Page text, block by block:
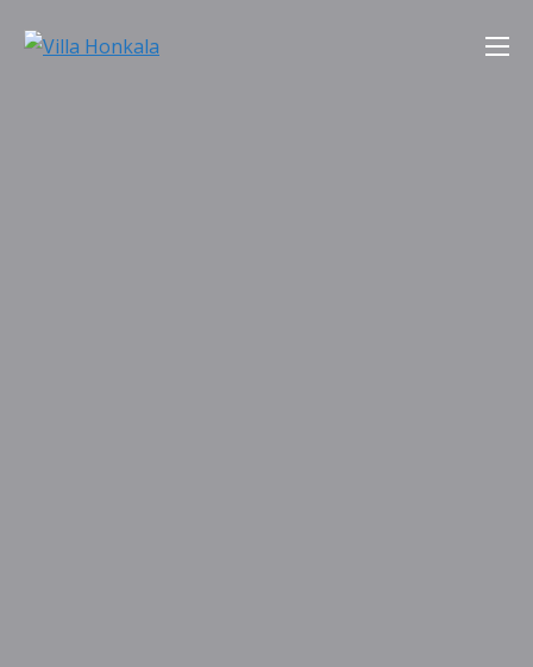
Villa Honkala